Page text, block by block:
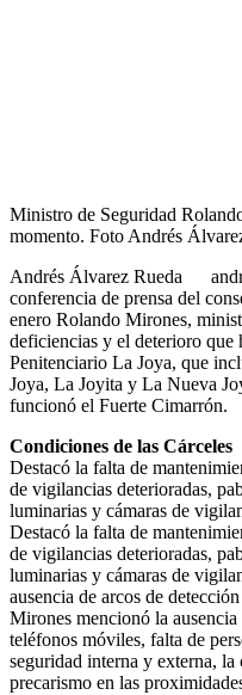
Ministro de Seguridad
momento. Foto Andrés
Andrés Álvarez Rueda
conferencia de prensa del
enero Rolando Mirones,
deficiencias y el deterioro que
Penitenciario La Joya, que
Joya, La Joyita y La Nueva
funcionó el Fuerte Cimarrón.
Condiciones de las Cárceles
Destacó la falta de
de vigilancias deterioradas,
luminarias y cámaras de
Destacó la falta de
de vigilancias deterioradas,
luminarias y cámaras de
ausencia de arcos de
Mirones mencionó la
teléfonos móviles, falta de
seguridad interna y externa,
precarismo en las